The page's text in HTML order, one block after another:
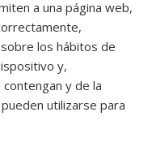
a una página web,
los hábitos de
y,
y de la
utilizarse para